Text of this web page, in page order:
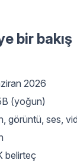
bir bakış
2026
(yoğun)
görüntü, ses,
belirteç